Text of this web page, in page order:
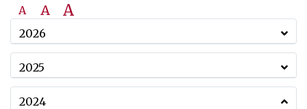
A A A
2026
2025
2024